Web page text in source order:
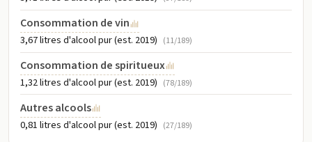
Consommation de vin
3,67 litres d'alcool pur (est. 2019) (11/189)
Consommation de spiritueux
1,32 litres d'alcool pur (est. 2019) (78/189)
Autres alcools
0,81 litres d'alcool pur (est. 2019) (27/189)